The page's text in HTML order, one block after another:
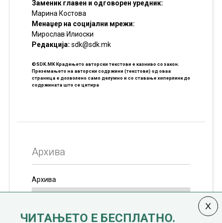
Заменик главен и одговорен уредник:
Марина Костова
Менаџер на социјални мрежи:
Мирослав Илиоски
Редакцијa: sdk@sdk.mk
©SDK.MK Крадењето авторски текстови е казниво со закон.
Преземањето на авторски содржини (текстови) од оваа
страница е дозволено само делумно и со ставање хиперлинк до
содржината што се цитира
Архива
Архива
ЧИТАЊЕТО Е БЕСПЛАТНО.